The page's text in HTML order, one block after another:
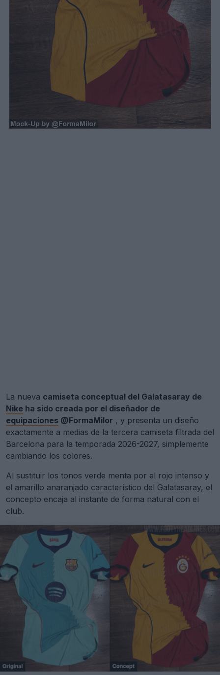
La nueva camiseta conceptual del Galatasaray de
Nike ha sido creada por el diseñador de
equipaciones @FormaMilor , y presenta un diseño
exactamente a medias de la tercera camiseta filtrada del
Barcelona para la temporada 2026-2027, simplemente
cambiando los colores.
Al sustituir los tonos verde menta por el rojo intenso y
el amarillo anaranjado característico del Galatasaray, el
concepto encaja al instante de forma natural con el
club.